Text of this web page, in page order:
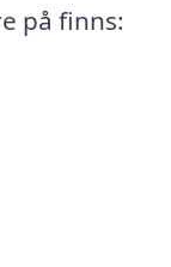
på finns: